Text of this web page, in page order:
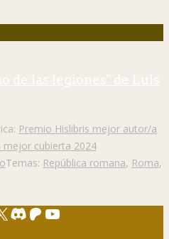
de las legiones" de Luis
Premio Hislibris mejor autor/a
mejor cubierta 2024
Temas: República romana, Roma,
Discord
Patreon
YouTube